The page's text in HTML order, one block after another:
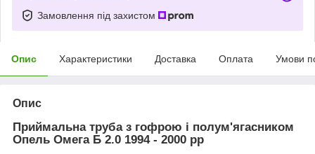
Замовлення під захистом
Опис Характеристики Доставка Оплата Умови
Опис
Приймальна труба з гофрою і полум'ягасником
Опель Омега Б 2.0 1994 - 2000 рр